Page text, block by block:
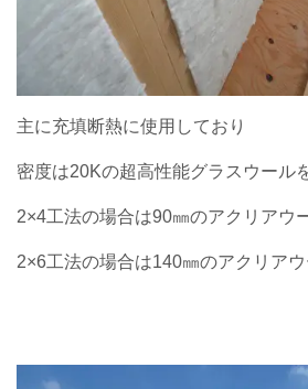
主に充填断熱に使用しており
密度は20Kの超高性能グラスウール
2×4工法の場合は90㎜のアクリアウ
2×6工法の場合は140㎜のアクリア